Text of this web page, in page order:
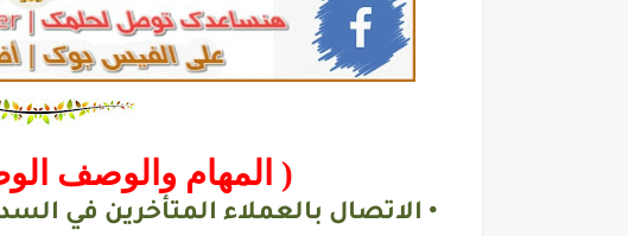
( المهام والوصف
• الاتصال بالعملاء المتأخرين في